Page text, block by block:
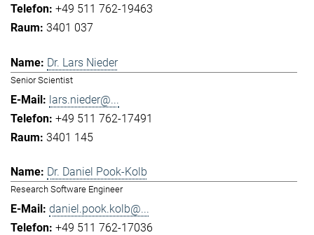
+49 511 762-19463
3401 037
Dr. Lars Nieder
Senior Scientist
lars.nieder@...
+49 511 762-17491
3401 145
Dr. Daniel Pook-Kolb
Research Software Engineer
daniel.pook.kolb@...
+49 511 762-17036